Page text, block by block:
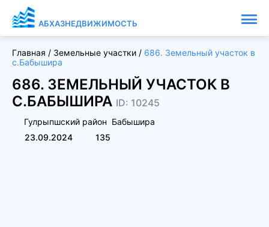
АБХАЗНЕДВИЖИМОСТЬ
Главная / Земельные участки / 686. Земельный участок в
с.Бабышира
686. ЗЕМЕЛЬНЫЙ УЧАСТОК В
С.БАБЫШИРА ID: 10245
Гулрыпшский район Бабышира
23.09.2024
135